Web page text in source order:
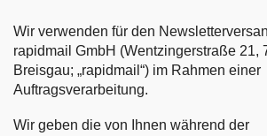
Wir verwenden für den
rapidmail GmbH (Wentzingerstraße 21,
Breisgau; „rapidmail“) im Rahmen einer
Auftragsverarbeitung.
Wir geben die von Ihnen während der